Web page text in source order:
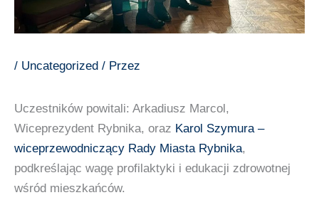
/ Uncategorized / Przez
Uczestników powitali: Arkadiusz Marcol,
Wiceprezydent Rybnika, oraz Karol Szymura –
wiceprzewodniczący Rady Miasta Rybnika,
podkreślając wagę profilaktyki i edukacji zdrowotnej
wśród mieszkańców.